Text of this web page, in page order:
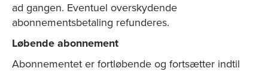
ad gangen. Eventuel overskydende
abonnementsbetaling refunderes.
Løbende abonnement
Abonnementet er fortløbende og fortsætter indtil